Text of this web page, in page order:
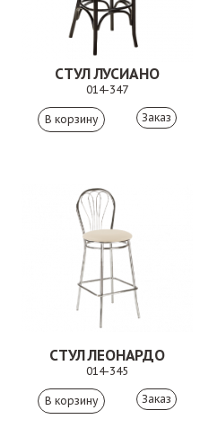
СТУЛ ЛУСИАНО
014-347
Заказ
СТУЛ ЛЕОНАРДО
014-345
Заказ